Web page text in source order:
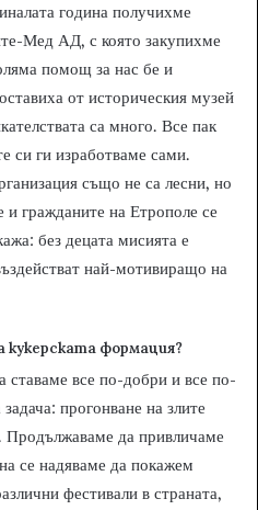
година получихме
Мед АД, с която закупихме
помощ за нас бе и
от историческия музей
са много. Все пак
си ги изработваме сами.
също не са лесни, но
и гражданите на Етрополе се
без децата мисията е
най-мотивиращо на
кукерската формация?
все по-добри и все по-
прогонване на злите
Продължаваме да привличаме
се надяваме да покажем
фестивали в страната,